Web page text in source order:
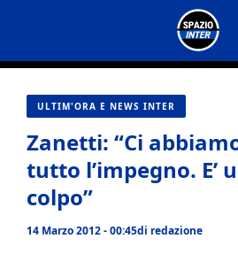
contenuto
ULTIM'ORA E NEWS INTER
Zanetti: “Ci
tutto l’impegno. E’
colpo”
14 Marzo 2012 - 00:45di redazione